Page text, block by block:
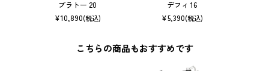
プラトー 20
¥10,890(税込)
デフィ 16
¥5,390(税込)
こちらの商品もおすすめです